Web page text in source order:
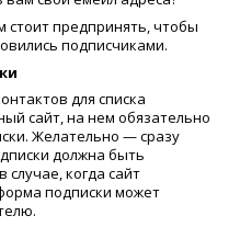
стоит предпринять, чтобы
подписчиками.
для списка
сайт, на нем обязательно
Желательно — сразу
должна быть
когда сайт
подписки может